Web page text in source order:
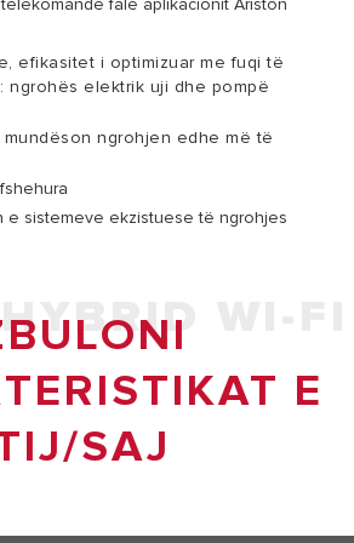
falë aplikacionit Ariston
efikasitet i optimizuar me fuqi të
ngrohës elektrik uji dhe pompë
mundëson ngrohjen edhe më të
e sistemeve ekzistuese të ngrohjes
HYBRID WI-FI
E
SAJ